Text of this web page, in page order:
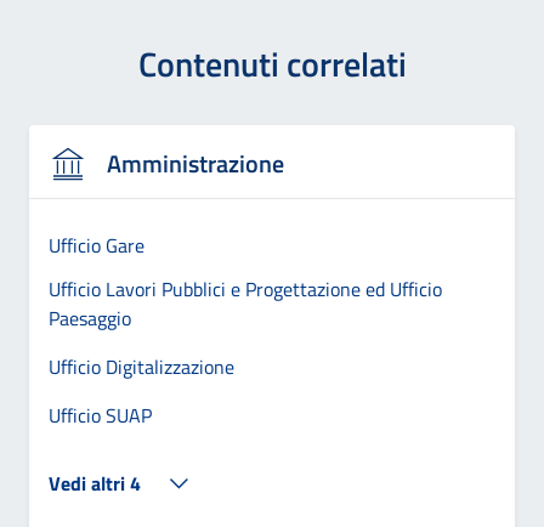
Contenuti correlati
Amministrazione
Ufficio Gare
Ufficio Lavori Pubblici e Progettazione ed Ufficio
Paesaggio
Ufficio Digitalizzazione
Ufficio SUAP
Vedi altri 4